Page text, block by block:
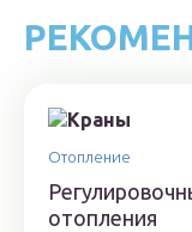
Отопление
отопления